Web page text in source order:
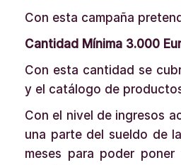
Con esta campaña
Cantidad Mínima 3.000
Con esta cantidad se
y el catálogo de
Con el nivel de ingresos
una parte del sueldo de
meses para poder